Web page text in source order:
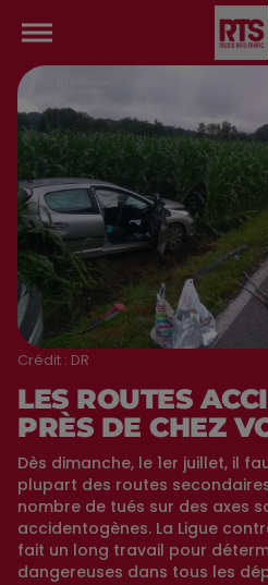
Crédit : DR
LES ROUTES
PRÈS DE CHEZ
Dès dimanche, le 1er juillet, il
plupart des routes
nombre de tués sur des axes
accidentogènes. La Ligue
fait un long travail pour
dangereuses dans tous les